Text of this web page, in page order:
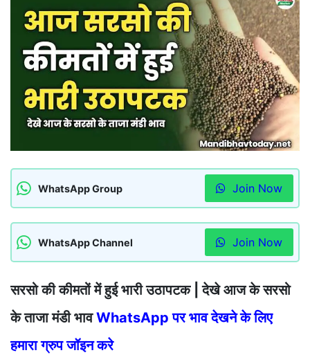
WhatsApp Group Join Now
WhatsApp Channel Join Now
सरसो की कीमतों में हुई भारी उठापटक | देखे आज के सरसो
के ताजा मंडी भावWhatsApp पर भाव देखने के लिए
हमारा ग्रुप जॉइन करे